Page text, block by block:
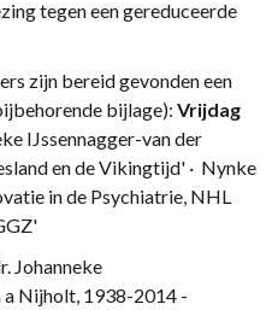
tegen een gereduceerde
zijn bereid gevonden een
bijlage): Vrijdag
IJssennagger-van der
en de Vikingtijd' · Nynke
in de Psychiatrie, NHL
Johanneke
a Nijholt, 1938-2014 -